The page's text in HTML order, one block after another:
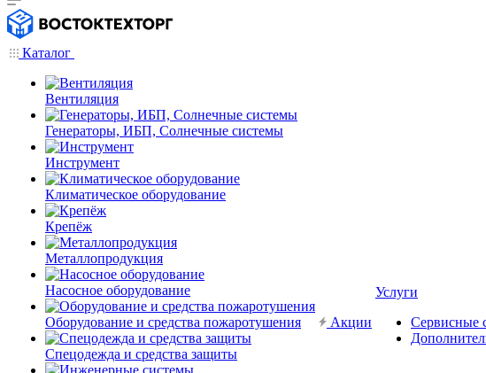
Каталог
Вентиляция
Генераторы, ИБП, Солнечные системы
Инструмент
Климатическое оборудование
Крепёж
Металлопродукция
Насосное оборудование
Оборудование и средства пожаротушения
Спецодежда и средства защиты
Акции
Услуги
Сервисные